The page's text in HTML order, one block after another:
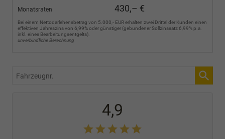
Monatsraten 430,– €
Bei einem Nettodarlehensbetrag von 5.000,- EUR erhalten zwei Drittel der Kunden einen
effektiven Jahreszins von 6,99% oder günstiger (gebundener Sollzinssatz 6,99% p.a.
inkl. eines Bearbeitungsentgelts).
unverbindliche Berechnung
Fahrzeugnr.
4,9